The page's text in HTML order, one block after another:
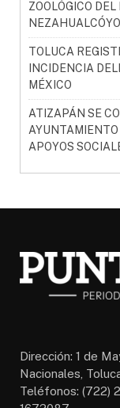
ZOOLÓGICO
TOLUCA
INCIDENCIA
MÉXICO
ATIZAPÁN SE
AYUNTAMIENTO
APOYOS
Dirección: 1 de
Nacionales,
Teléfonos: (722)